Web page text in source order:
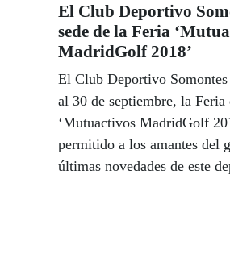
El Club Deportivo
sede de la Feria
MadridGolf 2018’
El Club Deportivo
al 30 de septiembre, la
‘Mutuactivos MadridGolf
permitido a los amantes del
últimas novedades de este